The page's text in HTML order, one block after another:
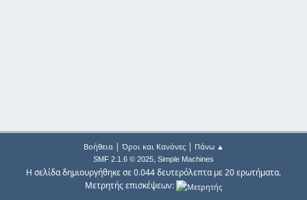
Βοήθεια| Όροι και Κανόνες| Πάνω ▲
SMF 2.1.6 © 2025, Simple Machines
Η σελίδα δημιουργήθηκε σε 0.044 δευτερόλεπτα με 20 ερωτήματα.
Μετρητής επισκέψεων: